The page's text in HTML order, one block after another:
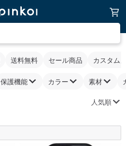
送料無料 セール商品 カスタム
保護機能 カラー 素材
人気順